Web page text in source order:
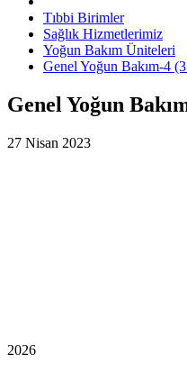
Tıbbi Birimler
Sağlık Hizmetlerimiz
Yoğun Bakım Üniteleri
Genel Yoğun Bakım-4
Genel Yoğun
27 Nisan 2023
2026